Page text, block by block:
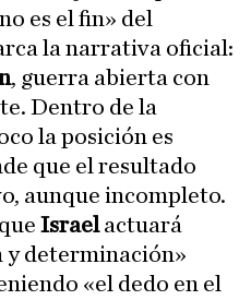
es el fin» del
la narrativa oficial:
, guerra abierta con
Dentro de la
la posición es
que el resultado
aunque incompleto.
Israelactuará
y determinación»
«el dedo en el